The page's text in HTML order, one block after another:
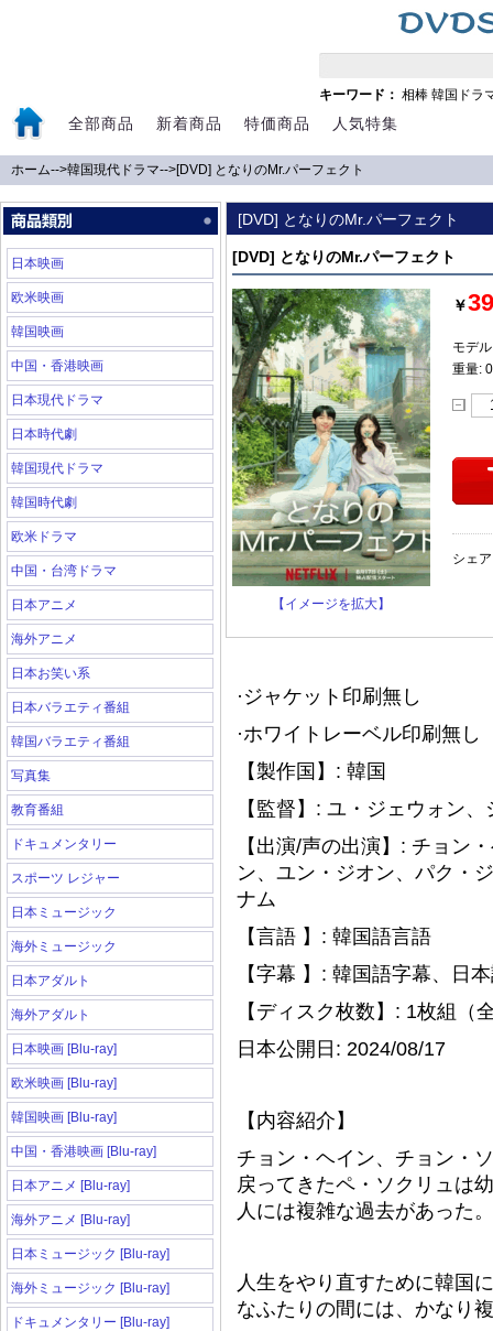
キーワード： 相棒 韓国ドラ
全部商品 新着商品 特価商品 人気特集
ホーム-->韓国現代ドラマ-->[DVD] となりのMr.パーフェクト
日本映画
欧米映画
韓国映画
中国・香港映画
日本現代ドラマ
日本時代劇
韓国現代ドラマ
韓国時代劇
欧米ドラマ
中国・台湾ドラマ
日本アニメ
海外アニメ
日本お笑い系
日本バラエティ番組
韓国バラエティ番組
写真集
教育番組
ドキュメンタリー
スポーツ レジャー
日本ミュージック
海外ミュージック
日本アダルト
海外アダルト
日本映画 [Blu-ray]
欧米映画 [Blu-ray]
韓国映画 [Blu-ray]
中国・香港映画 [Blu-ray]
日本アニメ [Blu-ray]
海外アニメ [Blu-ray]
日本ミュージック [Blu-ray]
海外ミュージック [Blu-ray]
ドキュメンタリー [Blu-ray]
[DVD] となりのMr.パーフェクト
[DVD] となりのMr.パーフェクト
【イメージを拡大】
￥
モデ
重量:
シェ
·ジャケット印刷無し
·ホワイトレーベル印刷無
【製作国】: 韓国
【監督】: ユ・ジェウォン
【出演/声の出演】: チョン
ン、ユン・ジオン、パク・
ナム
【言語 】: 韓国語言語
【字幕 】: 韓国語字幕、日
【ディスク枚数】: 1枚組（
日本公開日: 2024/08/17
【内容紹介】
チョン・ヘイン、チョン・
戻ってきたペ・ソクリュは
人には複雑な過去があった。
人生をやり直すために韓国
なふたりの間には、かなり